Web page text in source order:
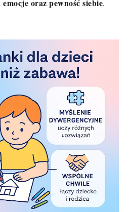
oraz pewność siebie.